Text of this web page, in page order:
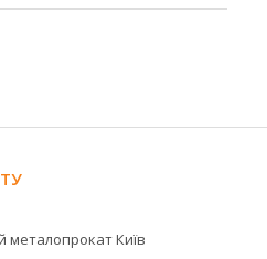
металопрокат Київ